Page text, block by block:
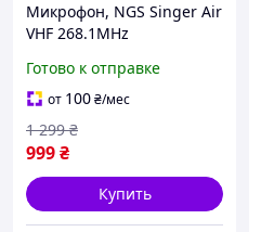
Микрофон, NGS Singer Air
VHF 268.1MHz
беспроводной 20м
Plug&Play 6.3мм
ON/MUTE/OFF чёрный
Готово к отправке
от 100₴/мес
999₴
1 299 ₴
Купить